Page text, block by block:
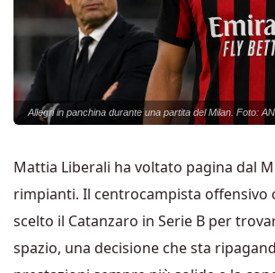
Allegri in panchina durante una partita del Milan. Foto:
Mattia Liberali ha voltato pagina dal
rimpianti. Il centrocampista offensivo
scelto il Catanzaro in Serie B per
spazio, una decisione che sta